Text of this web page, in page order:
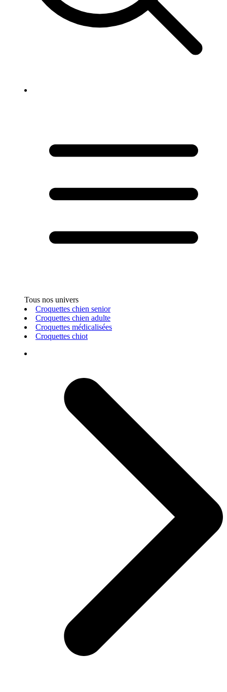
Tous nos univers
Croquettes chien senior
Croquettes chien adulte
Croquettes médicalisées
Croquettes chiot